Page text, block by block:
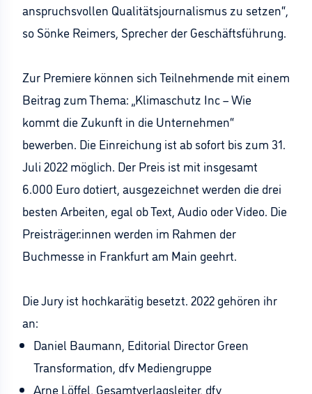
anspruchsvollen Qualitätsjournalismus zu setzen“,
so Sönke Reimers, Sprecher der Geschäftsführung.
Zur Premiere können sich Teilnehmende mit einem
Beitrag zum Thema: „Klimaschutz Inc – Wie
kommt die Zukunft in die Unternehmen“
bewerben. Die Einreichung ist ab sofort bis zum 31.
Juli 2022 möglich. Der Preis ist mit insgesamt
6.000 Euro dotiert, ausgezeichnet werden die drei
besten Arbeiten, egal ob Text, Audio oder Video. Die
Preisträger:innen werden im Rahmen der
Buchmesse in Frankfurt am Main geehrt.
Die Jury ist hochkarätig besetzt. 2022 gehören ihr
an:
Daniel Baumann, Editorial Director Green
Transformation, dfv Mediengruppe
Arne Löffel, Gesamtverlagsleiter, dfv